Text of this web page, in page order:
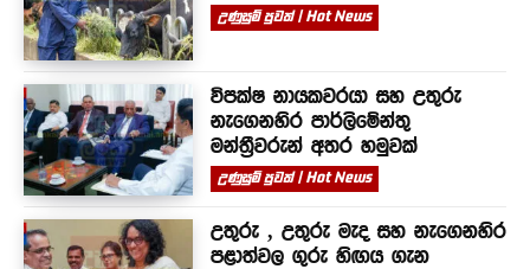
උණුසුම් පුවත් | Hot News
විපක්ෂ නායකවරයා සහ උතුරු
නැගෙනහිර පාර්ලිමේන්තු
මන්ත්‍රීවරුන් අතර හමුවක්
උණුසුම් පුවත් | Hot News
උතුරු , උතුරු මැද සහ නැගෙනහිර
පළාත්වල ගුරු හිඟය ගැන